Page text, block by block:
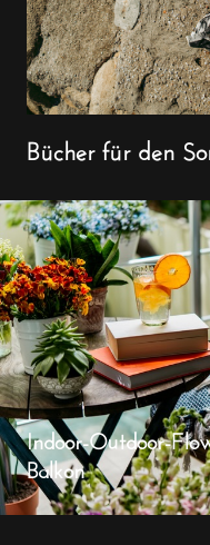
Bücher für den
Indoor-Outdoor-
Balkon